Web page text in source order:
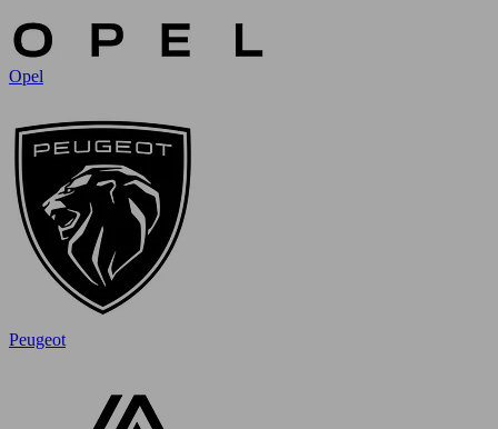
Opel
Peugeot